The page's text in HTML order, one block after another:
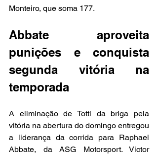
Monteiro, que soma 177.
Abbate aproveita
punições e conquista
segunda vitória na
temporada
A eliminação de Totti da briga pela
vitória na abertura do domingo entregou
a liderança da corrida para Raphael
Abbate, da ASG Motorsport. Victor